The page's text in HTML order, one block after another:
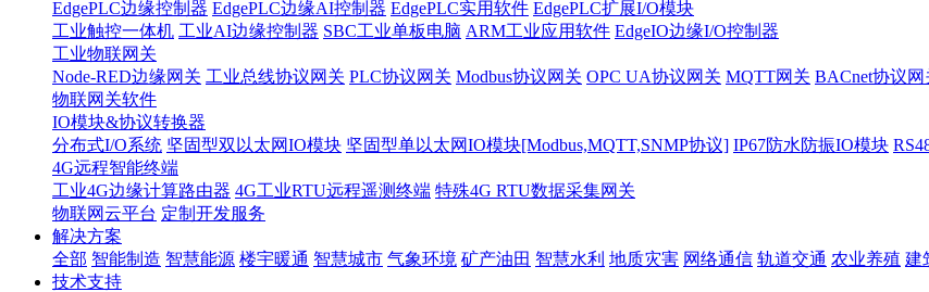
EdgePLC边缘控制器 EdgePLC边缘AI控制器 EdgePLC实用软件 EdgePLC扩展I/O模块
工业触控一体机 工业AI边缘控制器 SBC工业单板电脑 ARM工业应用软件 EdgeIO边缘I/O控制器
工业物联网关
Node-RED边缘网关 工业总线协议网关 PLC协议网关 Modbus协议网关 OPC UA协议网关 MQTT网关 BACnet协议网
物联网关软件
IO模块&协议转换器
分布式I/O系统 坚固型双以太网IO模块 坚固型单以太网IO模块[Modbus,MQTT,SNMP协议] IP67防水防振IO模块
4G远程智能终端
工业4G边缘计算路由器 4G工业RTU远程遥测终端 特殊4G RTU数据采集网关
物联网云平台 定制开发服务
解决方案
全部 智能制造 智慧能源 楼宇暖通 智慧城市 气象环境 矿产油田 智慧水利 地质灾害 网络通信 轨道交通 农业养殖 建
技术支持